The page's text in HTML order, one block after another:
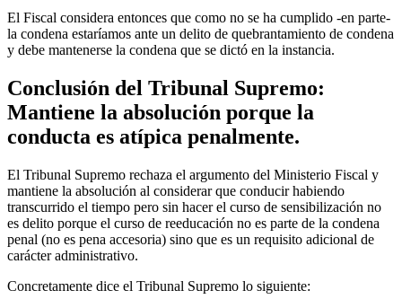
El Fiscal considera entonces que como no se ha cumplido -en parte-
la condena estaríamos ante un delito de quebrantamiento de condena
y debe mantenerse la condena que se dictó en la instancia.
Conclusión del Tribunal Supremo:
Mantiene la absolución porque la
conducta es atípica penalmente.
El Tribunal Supremo rechaza el argumento del Ministerio Fiscal y
mantiene la absolución al considerar que conducir habiendo
transcurrido el tiempo pero sin hacer el curso de sensibilización no
es delito porque el curso de reeducación no es parte de la condena
penal (no es pena accesoria) sino que es un requisito adicional de
carácter administrativo.
Concretamente dice el Tribunal Supremo lo siguiente: